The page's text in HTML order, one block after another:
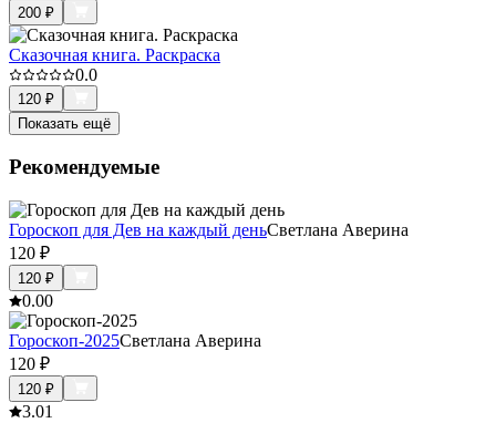
200 ₽
Сказочная книга. Раскраска
0.0
120 ₽
Показать ещё
Рекомендуемые
Гороскоп для Дев на каждый деньСветлана Аверина
120 ₽
120 ₽
0.00
Гороскоп-2025Светлана Аверина
120 ₽
120 ₽
3.01